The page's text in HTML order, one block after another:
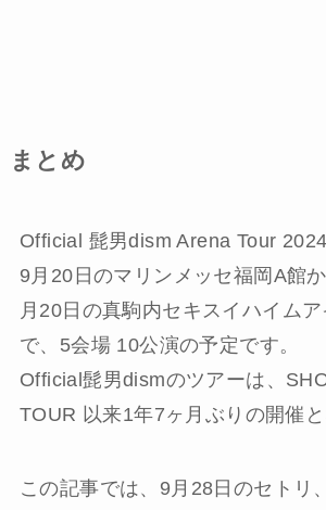
まとめ
Official 髭男dism Arena Tour
9月20日のマリンメッセ福岡A館
月20日の真駒内セキスイハイム
で、5会場 10公演の予定です。
Official髭男dismのツアーは、
TOUR 以来1年7ヶ月ぶりの開催と
この記事では、9月28日のセトリ